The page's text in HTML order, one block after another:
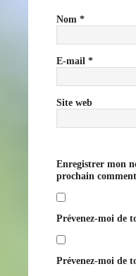
Nom *
E-mail *
Site web
Enregistrer mon
prochain
Prévenez-moi de
Prévenez-moi de